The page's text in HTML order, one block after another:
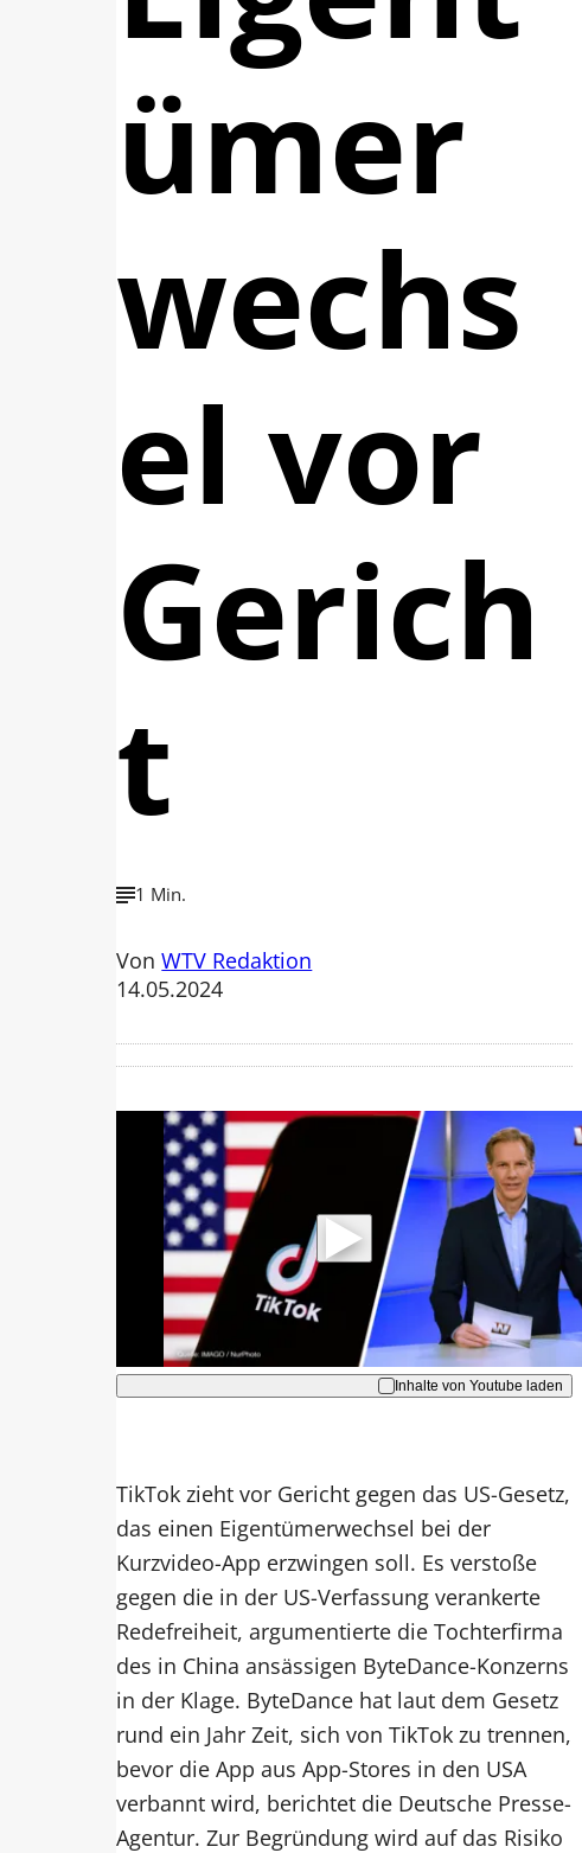
ümer
wechs
el vor
Gerich
t
1 Min.
VonWTV Redaktion
14.05.2024
Mit der Wiedergabe dieses Videos
werden Daten an Youtube übertragen.
Hinweise dazu erhalten Sie in der
Datenschutzerklärung.
Akzeptieren
Inhalte von Youtube laden
TikTok zieht vor Gericht gegen das US-Gesetz,
das einen Eigentümerwechsel bei der
Kurzvideo-App erzwingen soll. Es verstoße
gegen die in der US-Verfassung verankerte
Redefreiheit, argumentierte die Tochterfirma
des in China ansässigen ByteDance-Konzerns
in der Klage. ByteDance hat laut dem Gesetz
rund ein Jahr Zeit, sich von TikTok zu trennen,
bevor die App aus App-Stores in den USA
verbannt wird, berichtet die Deutsche Presse-
Agentur. Zur Begründung wird auf das Risiko